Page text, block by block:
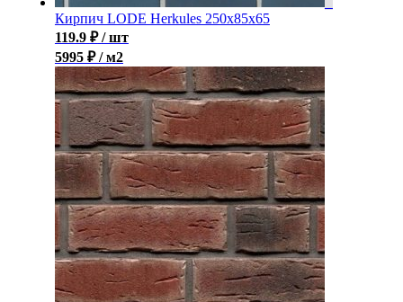
Кирпич LODE Herkules 250x85x65
119.9 ₽ / шт
5995 ₽ / м2